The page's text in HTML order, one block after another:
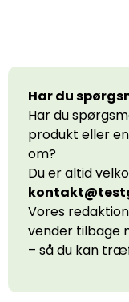
Har du
Har du
produkt eller
om?
Du er altid
Vores
vender tilbage
– så du kan